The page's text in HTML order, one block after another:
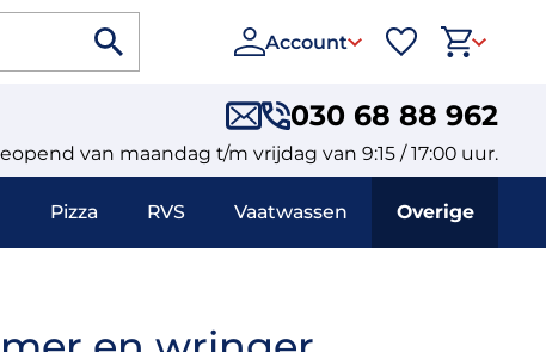
Account
030 68 88 962
van maandag t/m vrijdag van 9:15 / 17:00 uur.
Pizza RVS Vaatwassen Overige